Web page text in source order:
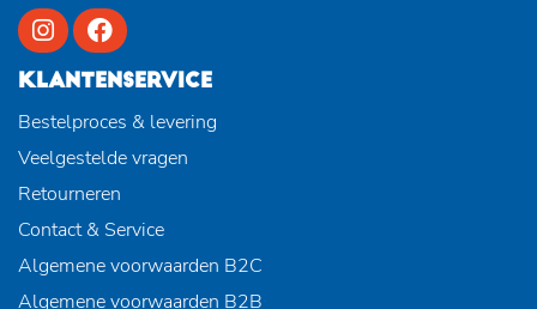
KLANTENSERVICE
Bestelproces & levering
Veelgestelde vragen
Retourneren
Contact & Service
Algemene voorwaarden B2C
Algemene voorwaarden B2B